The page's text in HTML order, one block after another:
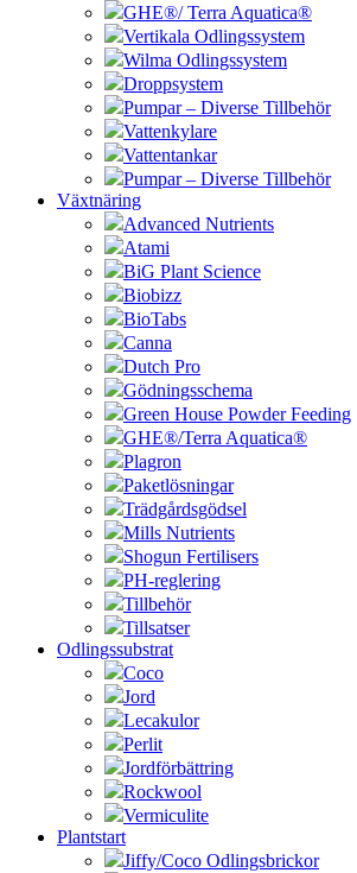
GHE®/ Terra Aquatica®
Vertikala Odlingssystem
Wilma Odlingssystem
Droppsystem
Pumpar – Diverse Tillbehör
Vattenkylare
Vattentankar
Pumpar – Diverse Tillbehör
Växtnäring
Advanced Nutrients
Atami
BiG Plant Science
Biobizz
BioTabs
Canna
Dutch Pro
Gödningsschema
Green House Powder Feeding
GHE®/Terra Aquatica®
Plagron
Paketlösningar
Trädgårdsgödsel
Mills Nutrients
Shogun Fertilisers
PH-reglering
Tillbehör
Tillsatser
Odlingssubstrat
Coco
Jord
Lecakulor
Perlit
Jordförbättring
Rockwool
Vermiculite
Plantstart
Jiffy/Coco Odlingsbrickor